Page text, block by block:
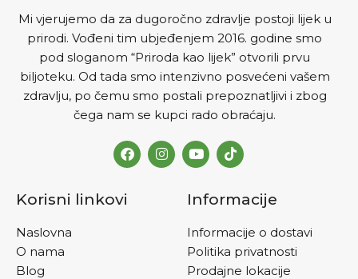
Mi vjerujemo da za dugoročno zdravlje postoji lijek u
prirodi. Vođeni tim ubjeđenjem 2016. godine smo
pod sloganom “Priroda kao lijek” otvorili prvu
biljoteku. Od tada smo intenzivno posvećeni vašem
zdravlju, po čemu smo postali prepoznatljivi i zbog
čega nam se kupci rado obraćaju.
Korisni linkovi
Naslovna
O nama
Blog
Informacije
Informacije o dostavi
Politika privatnosti
Prodajne lokacije